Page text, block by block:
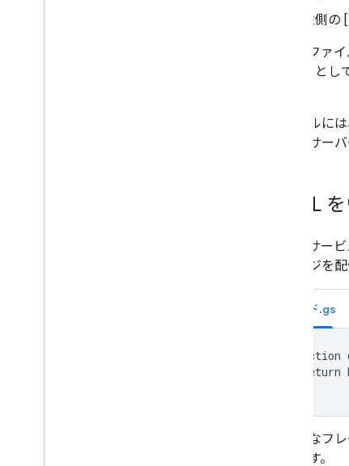
左側の
HTML ファ
HTML5 とし
ファイルには
る前にサー
HTML
HTML サー
がページを
コード.gs
return
基本的なフ
だけです。